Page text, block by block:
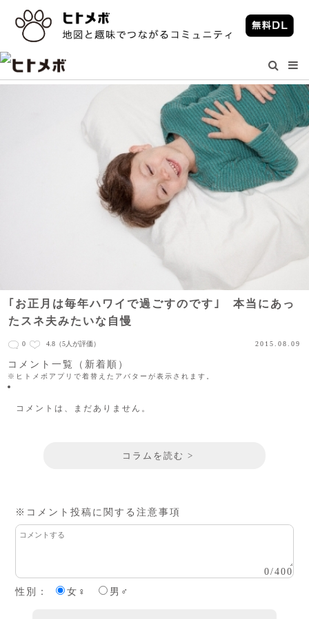
｢お正月は毎年ハワイで過ごすのです｣ 本当にあっ
たスネ夫みたいな自慢
0 4.8 （5人が評価） 2015.08.09
コメント一覧（新着順）
※ヒトメボアプリで着替えたアバターが表示されます。
コメントは、まだありません。
コラムを読む >
※コメント投稿に関する注意事項
0/400
性別：
女♀ 男♂